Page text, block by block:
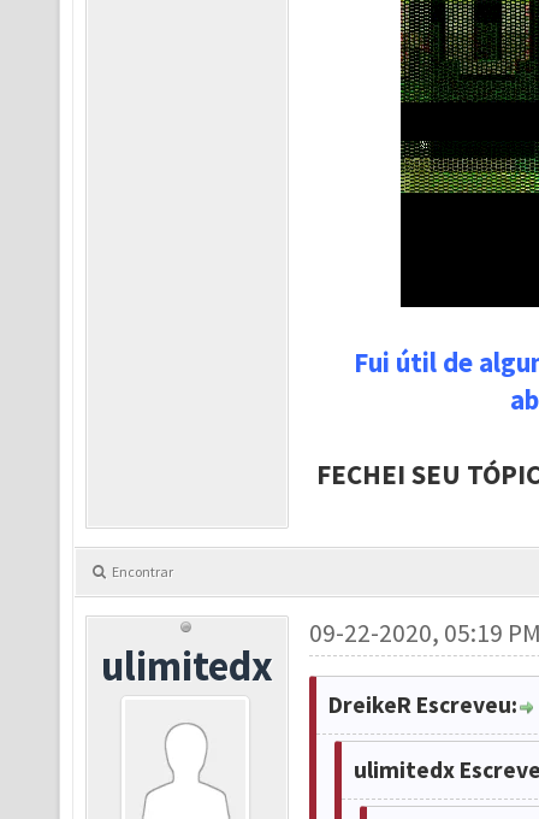
Fui útil de
FECHEI SEU
Encontrar
ulimitedx
09-22-2020, 05:19
DreikeR Escreveu:
ulimitedx